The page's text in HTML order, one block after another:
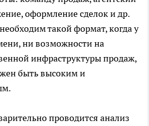
оформление сделок и др.
такой формат, когда у
ни возможности на
инфраструктуры продаж,
быть высоким и
проводится анализ